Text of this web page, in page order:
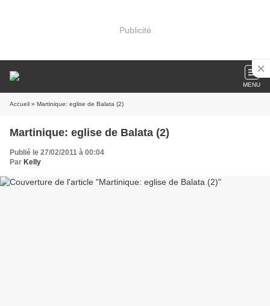
Publicité
MENU
Accueil » Martinique: eglise de Balata (2)
Martinique: eglise de Balata (2)
Publié le 27/02/2011 à 00:04
Par Kelly